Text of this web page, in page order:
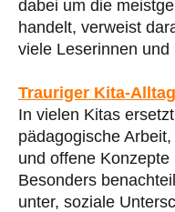
dabei um die
handelt, verweist
viele Leserinnen und
Trauriger Kita-Alltag
In vielen Kitas
pädagogische
und offene
Besonders
unter, soziale